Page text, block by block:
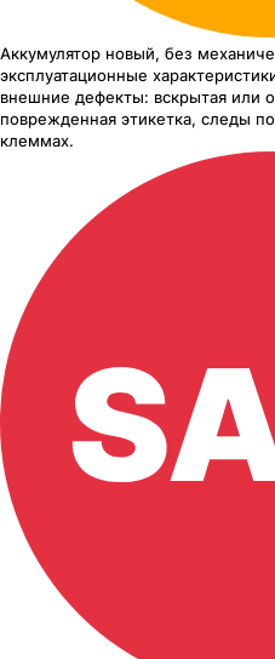
Аккумулятор новый, без
эксплуатационные
внешние дефекты: вскрытая или
поврежденная этикетка, следы
клеммах.